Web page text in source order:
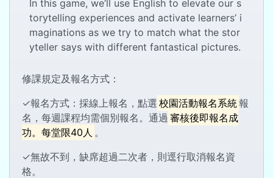
In this game, we’ll use English to elevate our s
torytelling experiences and activate learners’ i
maginations as we try to match what the stor
yteller says with different fantastical pictures.
修課規定及報名方式：
✓報名方式：採線上報名，點選 校園活動報名系統報
名，每週課程均需個別報名。通過 審核後即報名成
功。每堂限40人 。
✓無故不到，缺席超過二次者，則逕行取消報名資
格。